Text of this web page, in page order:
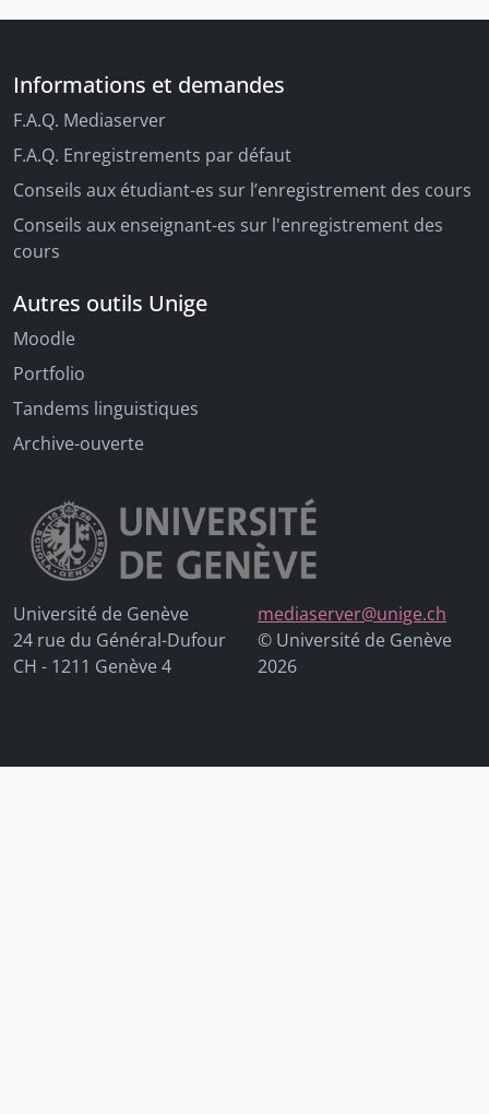
Informations et demandes
F.A.Q. Mediaserver
F.A.Q. Enregistrements par défaut
Conseils aux étudiant-es sur l’enregistrement des cours
Conseils aux enseignant-es sur l'enregistrement des
cours
Autres outils Unige
Moodle
Portfolio
Tandems linguistiques
Archive-ouverte
Université de Genève
24 rue du Général-Dufour
CH - 1211 Genève 4
mediaserver@unige.ch
© Université de Genève
2026